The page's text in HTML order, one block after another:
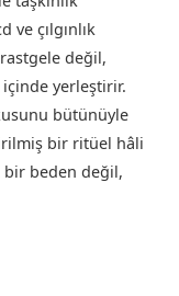
çılgınlık
değil,
yerleştirir.
bütünüyle
bir ritüel hâli
bir beden değil,